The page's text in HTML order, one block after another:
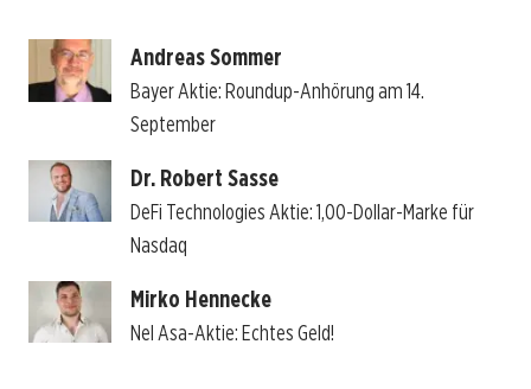
Andreas Sommer
Bayer Aktie: Roundup-Anhörung am 14.
September
Dr. Robert Sasse
DeFi Technologies Aktie: 1,00-Dollar-Marke für
Nasdaq
Mirko Hennecke
Nel Asa-Aktie: Echtes Geld!